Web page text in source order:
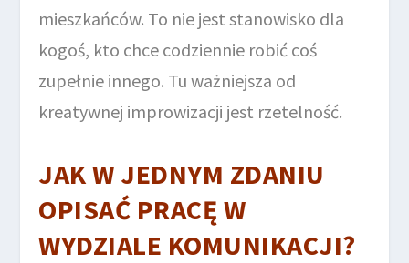
mieszkańców. To nie jest stanowisko dla
kogoś, kto chce codziennie robić coś
zupełnie innego. Tu ważniejsza od
kreatywnej improwizacji jest rzetelność.
JAK W JEDNYM ZDANIU
OPISAĆ PRACĘ W
WYDZIALE KOMUNIKACJI?